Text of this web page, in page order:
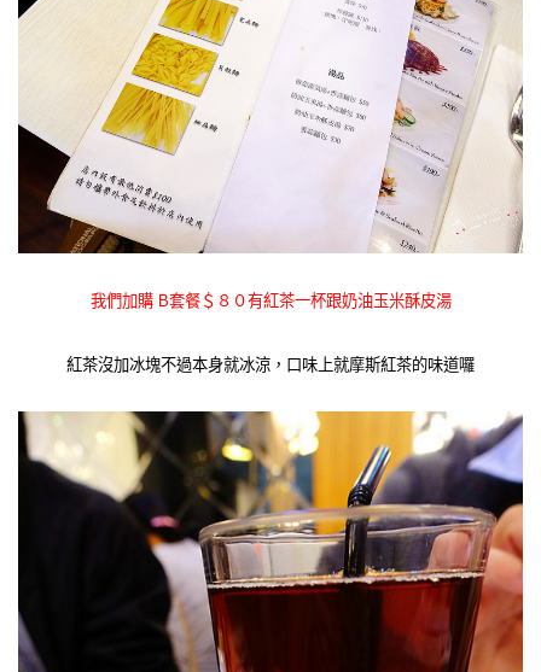
我們加購 B套餐＄８０有紅茶一杯跟奶油玉米酥皮湯
紅茶沒加冰塊不過本身就冰涼，口味上就摩斯紅茶的味道囉